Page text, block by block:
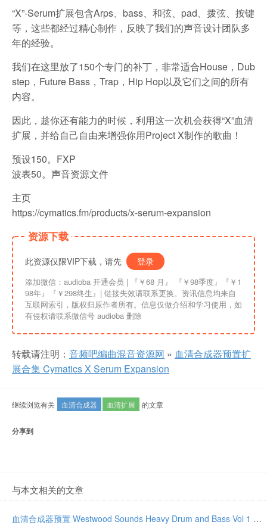
“X”-Serum扩展包含Arps、bass、和弦、pad、拨弦、按键
等，这些都经过精心制作，反映了我们的声音设计团队多
年的经验。
我们在这里放了150个专门的补丁，非常适合House，Dub
step，Future Bass，Trap，Hip Hop以及它们之间的所有
内容。
因此，趁你还有能力的时候，利用这一次机会获得“X”血清
扩展，并给自己自由来增强你用Project X制作的歌曲！
预设150。FXP
波表50。声音资源文件
主页
https://cymatics.fm/products/x-serum-expansion
资源下载
此资源仅限VIP下载，请先 登录
添加微信：audioba 开通会员 | 『￥68 月』 『￥98季度』『￥1
98年』『￥298终生』| 链接失效请联系更换。资讯信息均来自
互联网索引，版权归原作者所有。信息仅做介绍和学习使用，如
有侵权请联系微信号 audioba 删除
转载请注明： 音频吧编曲混音资源网 » 血清合成器预置扩
展合集 Cymatics X Serum Expansion
继续浏览有关 血清合成器 血清扩展 的文章
分享到
与本文相关的文章
血清合成器预置 Westwood Sounds Heavy Drum and Bass Vol 1 WAV Serum